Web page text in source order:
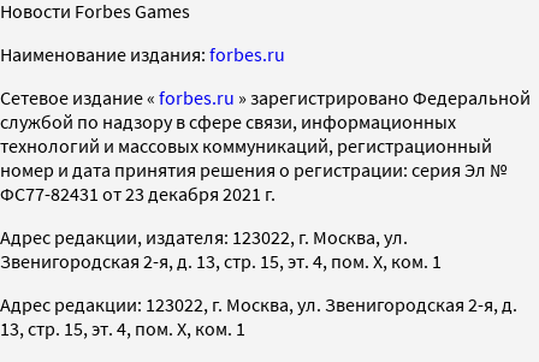
Новости Forbes Games
Наименование издания: forbes.ru
Cетевое издание « forbes.ru » зарегистрировано Федеральной
службой по надзору в сфере связи, информационных
технологий и массовых коммуникаций, регистрационный
номер и дата принятия решения о регистрации: серия Эл №
ФС77-82431 от 23 декабря 2021 г.
Адрес редакции, издателя: 123022, г. Москва, ул.
Звенигородская 2-я, д. 13, стр. 15, эт. 4, пом. X, ком. 1
Адрес редакции: 123022, г. Москва, ул. Звенигородская 2-я, д.
13, стр. 15, эт. 4, пом. X, ком. 1